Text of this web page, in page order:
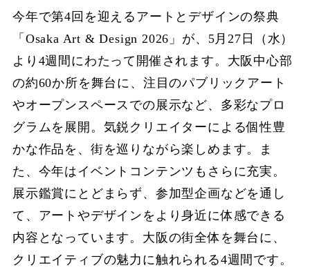
今年で第4回を迎えるアートとデザインの祭典
「Osaka Art & Design 2026」が、5月27日（水）
より4週間にわたって開催されます。大阪中心部
の約60か所を舞台に、注目のパブリックアート
やオープンスペースでの展示など、多彩なプロ
グラムを展開。気鋭クリエイターによる個性豊
かな作品を、街を巡りながら楽しめます。ま
た、今年はイベントコンテンツもさらに充実。
展示鑑賞にとどまらず、参加型企画などを通し
て、アートやデザインをより身近に体感できる
内容となっています。大阪の街全体を舞台に、
クリエイティブの魅力に触れられる4週間です。